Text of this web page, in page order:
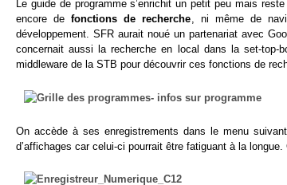
Le guide de programme s’enrichit un petit peu mais
encore defonctions de recherche, ni même de
développement. SFR aurait noué un partenariat avec
concernait aussi la recherche en local dans la set-
middleware de la STB pour découvrir ces fonctions de
On accède à ses enregistrements dans le menu
d’affichages car celui-ci pourrait être fatiguant à la